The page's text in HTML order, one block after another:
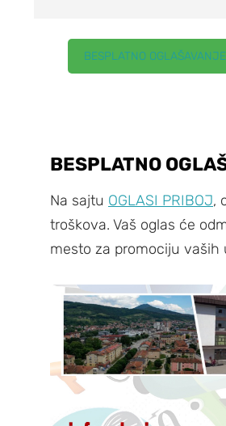
BESPLATNO OGLAŠAVANJE
BESPLATNO
Na sajtu OGLASI PRIBOJ,
troškova. Vaš oglas će
mesto za promociju vaših